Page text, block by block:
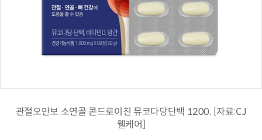
관절오만보 소연골 콘드로이친 뮤코다당단백 1200. [자료:CJ
웰케어]